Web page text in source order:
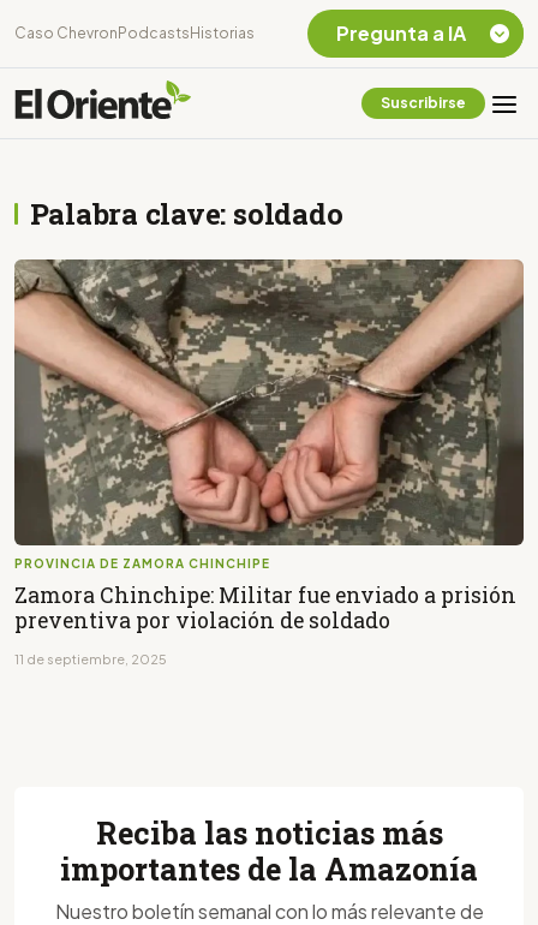
Caso Chevron Podcasts Historias
Suscribirse
Palabra clave: soldado
PROVINCIA DE ZAMORA CHINCHIPE
Zamora Chinchipe: Militar fue enviado a prisión
preventiva por violación de soldado
11 de septiembre, 2025
Pregunta a IA
Amazonia Ecuatoriana
¿En que consiste la
tasa minera que rige en
Ecuador?
Reciba las noticias más
importantes de la Amazonía
Nuestro boletín semanal con lo más relevante de